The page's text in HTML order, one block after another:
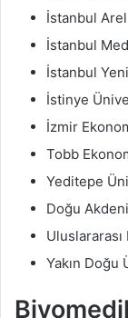
İstanbul
İstanbul
İstanbul
İstinye
İzmir
Tobb
Yeditepe
Doğu
Yakın